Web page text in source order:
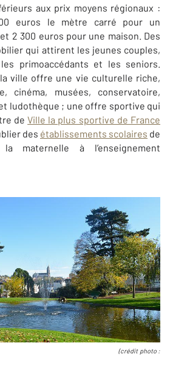
aux prix moyens régionaux :
euros le mètre carré pour un
2 300 euros pour une maison. Des
qui attirent les jeunes couples,
primoaccédants et les seniors.
la ville offre une vie culturelle riche,
cinéma, musées, conservatoire,
ludothèque ; une offre sportive qui
de Ville la plus sportive de France
des établissements scolaires de
maternelle à l’enseignement
(crédit photo :